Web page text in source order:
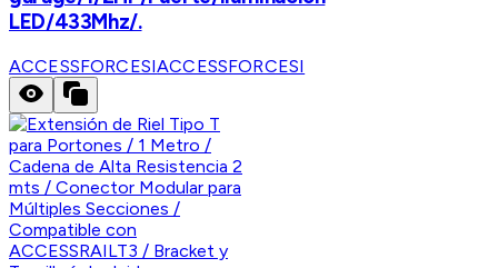
LED/433Mhz/.
ACCESSFORCESIACCESSFORCESI